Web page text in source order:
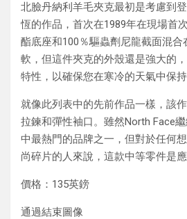
北臉丹納利羊毛夾克最初是考慮到
恆的作品，首次在1989年在現場首
酯底座和100％驅蟲劑尼龍截面混合
軟，但這件夾克的外殼還是強大的
特性，以確保您在寒冷的天氣中保持
就像此列表中的先前作品一樣，該
拉鍊和彈性袖口。雖然No​​rth Face
中最熱門的品牌之一，但對於任何
尚碎片的人來說，這款中等零件是
價格：135英鎊
通過結束圖像